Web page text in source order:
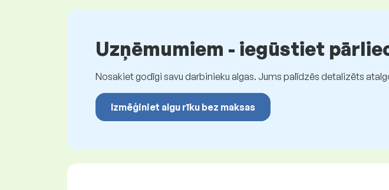
Uzņēmumiem - iegūstiet
Nosakiet godīgi savu darbinieku algas. Jums palīdzēs detalizēts
Izmēģiniet algu rīku bez maksas